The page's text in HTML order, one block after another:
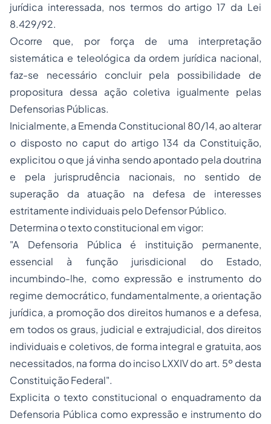
jurídica interessada, nos termos do artigo 17 da Lei
8.429/92.
Ocorre que, por força de uma interpretação
sistemática e teleológica da ordem jurídica nacional,
faz-se necessário concluir pela possibilidade de
propositura dessa ação coletiva igualmente pelas
Defensorias Públicas.
Inicialmente, a Emenda Constitucional 80/14, ao alterar
o disposto no caput do artigo 134 da Constituição,
explicitou o que já vinha sendo apontado pela doutrina
e pela jurisprudência nacionais, no sentido de
superação da atuação na defesa de interesses
estritamente individuais pelo Defensor Público.
Determina o texto constitucional em vigor:
"A Defensoria Pública é instituição permanente,
essencial à função jurisdicional do Estado,
incumbindo-lhe, como expressão e instrumento do
regime democrático, fundamentalmente, a orientação
jurídica, a promoção dos direitos humanos e a defesa,
em todos os graus, judicial e extrajudicial, dos direitos
individuais e coletivos, de forma integral e gratuita, aos
necessitados, na forma do inciso LXXIV do art. 5º desta
Constituição Federal".
Explicita o texto constitucional o enquadramento da
Defensoria Pública como expressão e instrumento do